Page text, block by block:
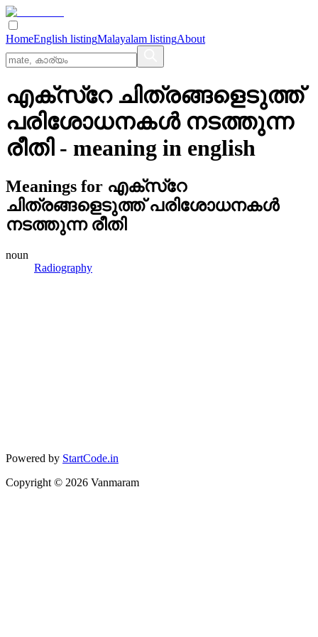
HomeEnglish listingMalayalam listingAbout
എക്‌സ്‌റേ ചിത്രങ്ങളെടുത്ത്‌
പരിശോധനകള്‍ നടത്തുന്ന
രീതി- meaning in english
Meanings for എക്‌സ്‌റേ
ചിത്രങ്ങളെടുത്ത്‌ പരിശോധനകള്‍
നടത്തുന്ന രീതി
noun
Radiography
Powered by StartCode.in
Copyright © 2026 Vanmaram